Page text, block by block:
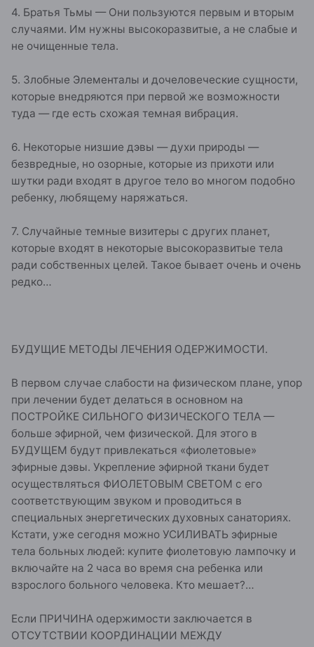
4. Братья Тьмы — Они пользуются первым и вторым
случаями. Им нужны высокоразвитые, а не слабые и
не очищенные тела.
5. Злобные Элементалы и дочеловеческие сущности,
которые внедряются при первой же возможности
туда — где есть схожая темная вибрация.
6. Некоторые низшие дэвы — духи природы —
безвредные, но озорные, которые из прихоти или
шутки ради входят в другое тело во многом подобно
ребенку, любящему наряжаться.
7. Случайные темные визитеры с других планет,
которые входят в некоторые высокоразвитые тела
ради собственных целей. Такое бывает очень и очень
редко…
БУДУЩИЕ МЕТОДЫ ЛЕЧЕНИЯ ОДЕРЖИМОСТИ.
В первом случае слабости на физическом плане, упор
при лечении будет делаться в основном на
ПОСТРОЙКЕ СИЛЬНОГО ФИЗИЧЕСКОГО ТЕЛА —
больше эфирной, чем физической. Для этого в
БУДУЩЕМ будут привлекаться «фиолетовые»
эфирные дэвы. Укрепление эфирной ткани будет
осуществляться ФИОЛЕТОВЫМ СВЕТОМ с его
соответствующим звуком и проводиться в
специальных энергетических духовных санаториях.
Кстати, уже сегодня можно УСИЛИВАТЬ эфирные
тела больных людей: купите фиолетовую лампочку и
включайте на 2 часа во время сна ребенка или
взрослого больного человека. Кто мешает?…
Если ПРИЧИНА одержимости заключается в
ОТСУТСТВИИ КООРДИНАЦИИ МЕЖДУ